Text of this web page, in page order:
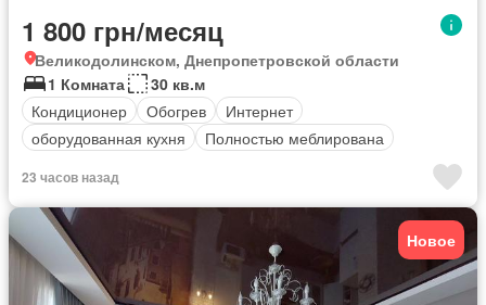
1 800 грн/месяц
Великодолинском, Днепропетровской области
1 Комната
30 кв.м
Кондиционер
Обогрев
Интернет
оборудованная кухня
Полностью меблирована
23 часов назад
Новое